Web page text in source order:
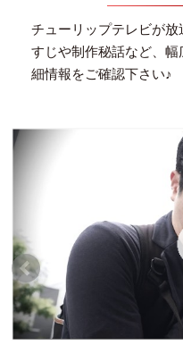
チューリップテレビが
すじや制作秘話など、幅
細情報をご確認下さい♪